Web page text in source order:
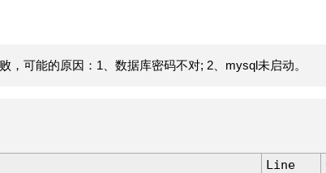
，可能的原因：1、数据库密码不对; 2、mysql未启动。
Line